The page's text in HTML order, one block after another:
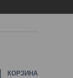
КОРЗИНА